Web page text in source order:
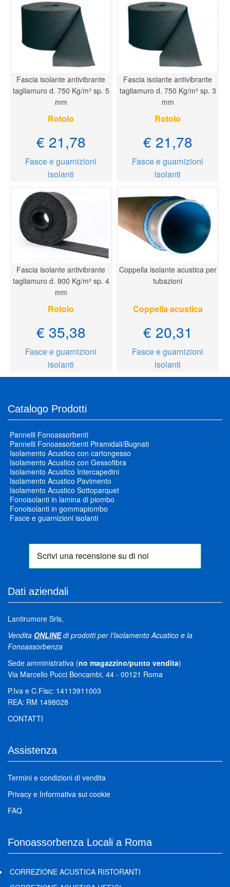
Fascia isolante antivibrante
tagliamuro d. 750 Kg/m³ sp. 5
mm
Rotolo
€ 21,78
Fasce e guarnizioni
isolanti
Fascia isolante antivibrante
tagliamuro d. 750 Kg/m³ sp. 3
mm
Rotolo
€ 21,78
Fasce e guarnizioni
isolanti
Fascia isolante antivibrante
tagliamuro d. 900 Kg/m³ sp. 4
mm
Rotolo
€ 35,38
Fasce e guarnizioni
isolanti
Coppella isolante acustica per
tubazioni
Coppella acustica
€ 20,31
Fasce e guarnizioni
isolanti
Catalogo Prodotti
Pannelli Fonoassorbenti
Pannelli Fonoassorbenti Piramidali/Bugnati
Isolamento Acustico con cartongesso
Isolamento Acustico con Gessofibra
Isolamento Acustico Intercapedini
Isolamento Acustico Pavimento
Isolamento Acustico Sottoparquet
Fonoisolanti in lamina di piombo
Fonoisolanti in gommapiombo
Fasce e guarnizioni isolanti
Dati aziendali
Lantirumore Srls,
Vendita ONLINEdi prodotti per l'Isolamento Acustico e la
Fonoassorbenza
Sede amministrativa (no magazzino/punto vendita)
Via Marcello Pucci Boncambi, 44 - 00121 Roma
P.Iva e C.Fisc: 14113911003
REA: RM 1498028
CONTATTI
Assistenza
Termini e condizioni di vendita
Privacy e Informativa sui cookie
FAQ
Fonoassorbenza Locali a Roma
CORREZIONE ACUSTICA RISTORANTI